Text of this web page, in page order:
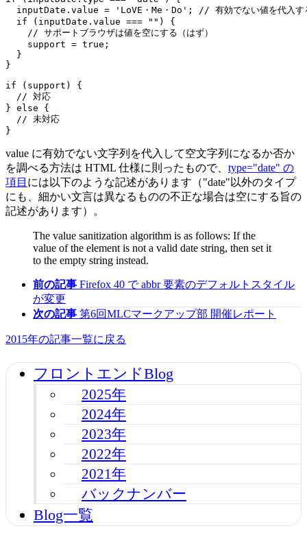
inputDate.value = 'LoVE・Me・Do'; // 有効でない値を代入する
  if (inputDate.value === "") {
    // サポートブラウザは値を空にする（はず）
    support = true;
  }
}
if (support) {
  // 対応
} else {
  // 未対応
value に有効でない文字列を代入して空文字列になるか否か
を調べる方法は HTML 仕様に則ったもので、 type="date" の
項目 には以下のような記述があります（"date"以外のタイプ
にも、細かい文言は異なるものの不正な場合は空にする旨の
記述があります）。
The value sanitization algorithm is as follows: If the
value of the element is not a valid date string, then set it
to the empty string instead.
前の記事 Firefox 40 で abbr 要素のデフォルトスタイル
が変更
次の記事 第6回MLCマークアップ部 開催レポート
2015年の記事一覧に戻る
フロントエンドBlog
2025年
2024年
2023年
2022年
2021年
バックナンバー
Blog一覧